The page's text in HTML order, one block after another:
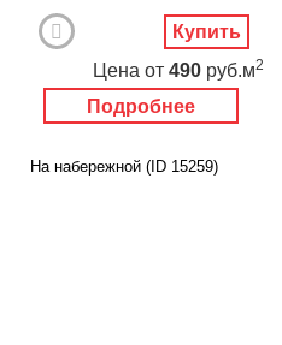
Подробнее
Цена от 490 руб.м2
Купить
На набережной (ID 15259)